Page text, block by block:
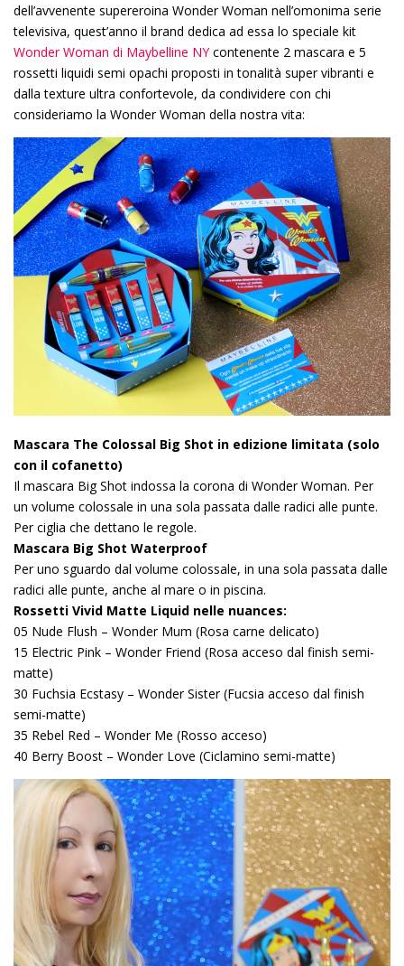
dell’avvenente supereroina Wonder Woman nell’omonima serie
televisiva, quest’anno il brand dedica ad essa lo speciale kit
Wonder Woman di Maybelline NYcontenente 2 mascara e 5
rossetti liquidi semi opachi proposti in tonalità super vibranti e
dalla texture ultra confortevole, da condividere con chi
consideriamo la Wonder Woman della nostra vita:
Mascara The Colossal Big Shot in edizione limitata (solo
con il cofanetto)
Il mascara Big Shot indossa la corona di Wonder Woman. Per
un volume colossale in una sola passata dalle radici alle punte.
Per ciglia che dettano le regole.
Mascara Big Shot Waterproof
Per uno sguardo dal volume colossale, in una sola passata dalle
radici alle punte, anche al mare o in piscina.
Rossetti Vivid Matte Liquid nelle nuances:
05 Nude Flush – Wonder Mum (Rosa carne delicato)
15 Electric Pink – Wonder Friend (Rosa acceso dal finish semi-
matte)
30 Fuchsia Ecstasy – Wonder Sister (Fucsia acceso dal finish
semi-matte)
35 Rebel Red – Wonder Me (Rosso acceso)
40 Berry Boost – Wonder Love (Ciclamino semi-matte)